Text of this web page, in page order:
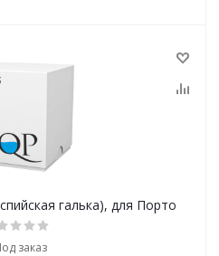
галька), для Порто
заказ